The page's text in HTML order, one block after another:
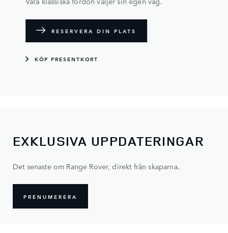
RESERVERA DIN PLATS
KÖP PRESENTKORT
EXKLUSIVA UPPDATERINGAR
Det senaste om Range Rover, direkt från skaparna.
PRENUMERERA